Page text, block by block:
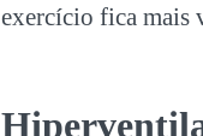
exercício fica mais